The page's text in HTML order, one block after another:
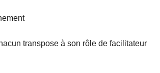
transpose à son rôle de facilitateur